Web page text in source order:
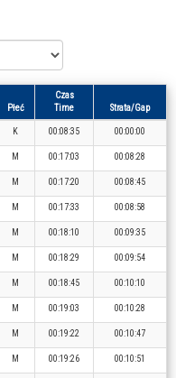
Płeć
Czas
Time
Strata/Gap
K 00:08:35 00:00:00
M 00:17:03 00:08:28
M 00:17:20 00:08:45
M 00:17:33 00:08:58
M 00:18:10 00:09:35
M 00:18:29 00:09:54
M 00:18:45 00:10:10
M 00:19:03 00:10:28
M 00:19:22 00:10:47
M 00:19:26 00:10:51